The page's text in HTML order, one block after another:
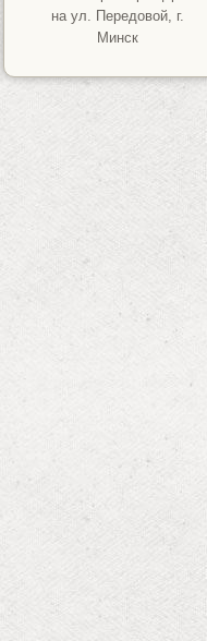
на ул. Передовой, г.
Минск